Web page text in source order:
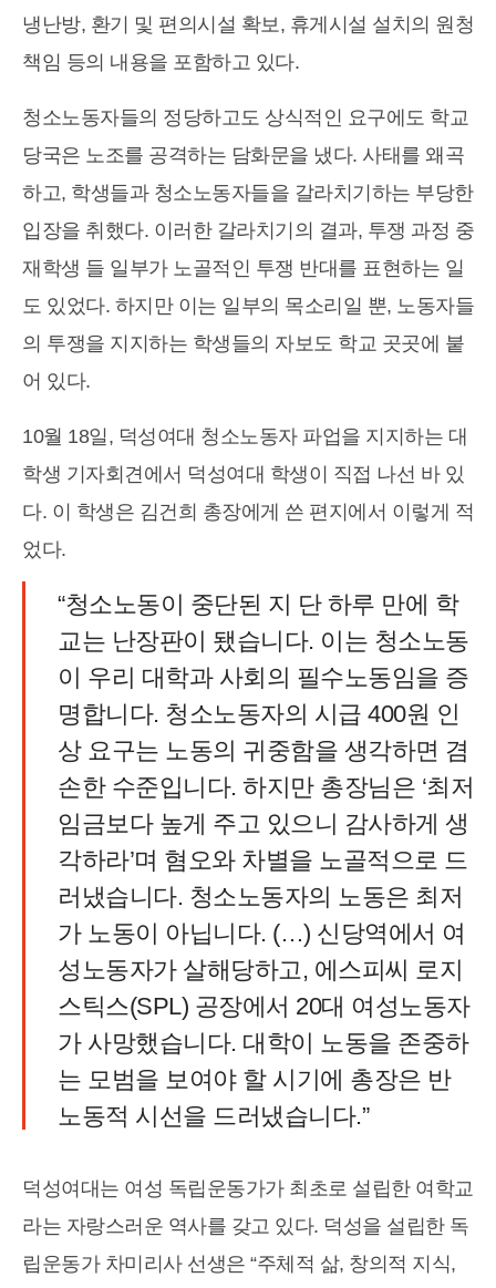
냉난방, 환기 및 편의시설 확보, 휴게시설 설치의 원청
책임 등의 내용을 포함하고 있다.
청소노동자들의 정당하고도 상식적인 요구에도 학교
당국은 노조를 공격하는 담화문을 냈다. 사태를 왜곡
하고, 학생들과 청소노동자들을 갈라치기하는 부당한
입장을 취했다. 이러한 갈라치기의 결과, 투쟁 과정 중
재학생 들 일부가 노골적인 투쟁 반대를 표현하는 일
도 있었다. 하지만 이는 일부의 목소리일 뿐, 노동자들
의 투쟁을 지지하는 학생들의 자보도 학교 곳곳에 붙
어 있다.
10월 18일, 덕성여대 청소노동자 파업을 지지하는 대
학생 기자회견에서 덕성여대 학생이 직접 나선 바 있
다. 이 학생은 김건희 총장에게 쓴 편지에서 이렇게 적
었다.
“청소노동이 중단된 지 단 하루 만에 학
교는 난장판이 됐습니다. 이는 청소노동
이 우리 대학과 사회의 필수노동임을 증
명합니다. 청소노동자의 시급 400원 인
상 요구는 노동의 귀중함을 생각하면 겸
손한 수준입니다. 하지만 총장님은 ‘최저
임금보다 높게 주고 있으니 감사하게 생
각하라’며 혐오와 차별을 노골적으로 드
러냈습니다. 청소노동자의 노동은 최저
가 노동이 아닙니다. (…) 신당역에서 여
성노동자가 살해당하고, 에스피씨 로지
스틱스(SPL) 공장에서 20대 여성노동자
가 사망했습니다. 대학이 노동을 존중하
는 모범을 보여야 할 시기에 총장은 반
노동적 시선을 드러냈습니다.”
덕성여대는 여성 독립운동가가 최초로 설립한 여학교
라는 자랑스러운 역사를 갖고 있다. 덕성을 설립한 독
립운동가 차미리사 선생은 “주체적 삶, 창의적 지식,